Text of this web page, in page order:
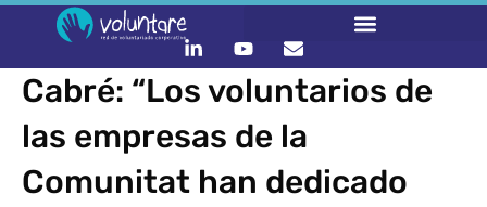
Cabré: “Los voluntarios de
las empresas de la
Comunitat han dedicado